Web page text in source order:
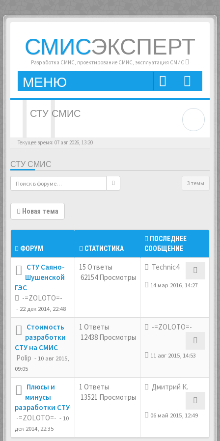
СМИСЭКСПЕРТ
Разработка СМИС, проектирование СМИС, эксплуатация СМИС
МЕНЮ
СТУ СМИС
Текущее время: 07 авг 2026, 13:20
СТУ СМИС
3 темы
Новая тема
ФОРУМ СТАТИСТИКА
ПОСЛЕДНЕЕ
СООБЩЕНИЕ
СТУ Саяно-
Шушенской
ГЭС
-=ZOLOTO=-
- 22 дек 2014, 22:48
15 Ответы
62154 Просмотры
Technic4
14 мар 2016, 14:27
Стоимость
разработки
СТУ на СМИС
Polip - 10 авг 2015,
09:05
1 Ответы
12438 Просмотры
-=ZOLOTO=-
11 авг 2015, 14:53
Плюсы и
минусы
разработки СТУ
-=ZOLOTO=- - 10
дек 2014, 22:35
1 Ответы
13521 Просмотры
Дмитрий К.
06 май 2015, 12:49